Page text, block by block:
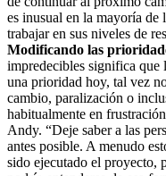
es inusual en la mayoría de
trabajar en sus niveles de
Modificando las
impredecibles significa que
una prioridad hoy, tal vez
cambio, paralización o
habitualmente en
Andy. “Deje saber a las
antes posible. A menudo
sido ejecutado el proyecto,